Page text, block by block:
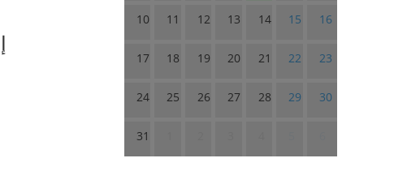
10 11 12 13 14 15 16
17 18 19 20 21 22 23
24 25 26 27 28 29 30
31